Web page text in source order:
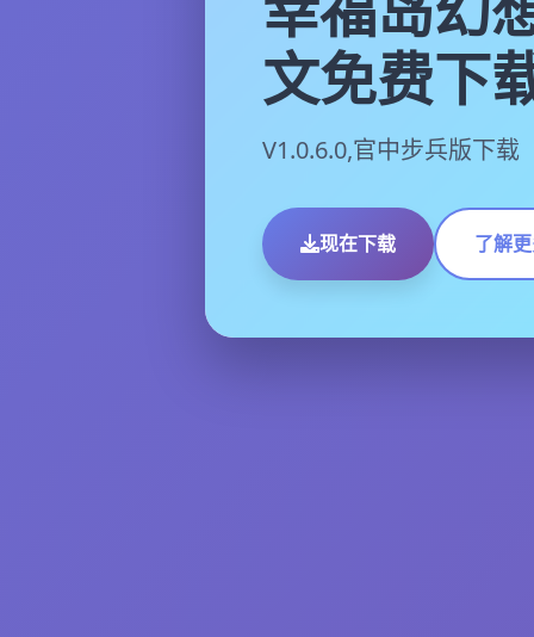
文免费下
V1.0.6.0,官中步兵版下载
现在下载 了解